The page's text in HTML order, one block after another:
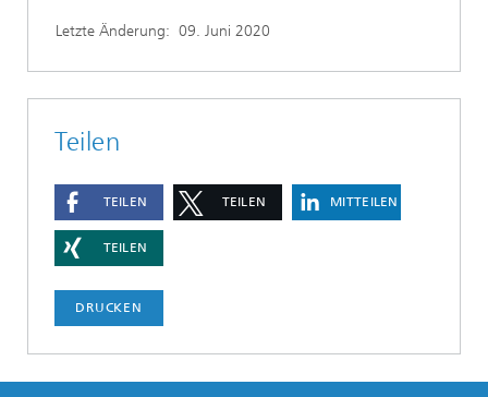
Letzte Änderung: 09. Juni 2020
Teilen
TEILEN TEILEN MITTEILEN
TEILEN
DRUCKEN